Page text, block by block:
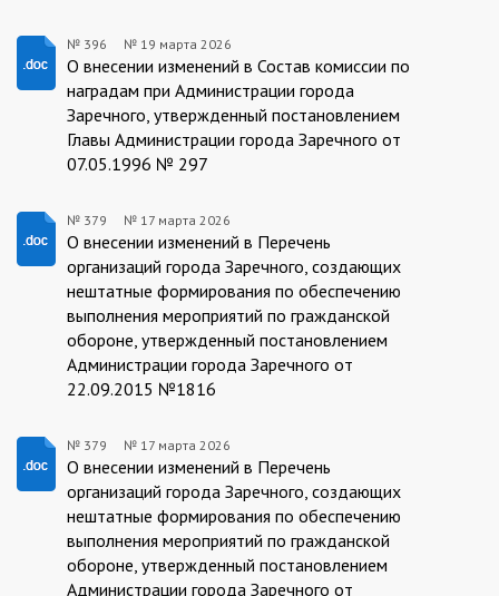
396/19.03.2026
№ 396 № 19 марта 2026
О внесении изменений в Состав комиссии по
наградам при Администрации города
Заречного, утвержденный постановлением
Главы Администрации города Заречного от
07.05.1996 № 297
379/17.03.2026
№ 379 № 17 марта 2026
О внесении изменений в Перечень
организаций города Заречного, создающих
нештатные формирования по обеспечению
выполнения мероприятий по гражданской
обороне, утвержденный постановлением
Администрации города Заречного от
22.09.2015 №1816
379/17.03.2026
№ 379 № 17 марта 2026
О внесении изменений в Перечень
организаций города Заречного, создающих
нештатные формирования по обеспечению
выполнения мероприятий по гражданской
обороне, утвержденный постановлением
Администрации города Заречного от